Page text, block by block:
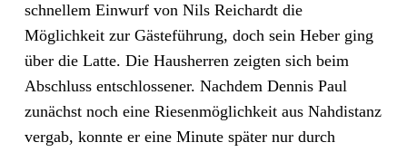
schnellem Einwurf von Nils Reichardt die
Möglichkeit zur Gästeführung, doch sein Heber ging
über die Latte. Die Hausherren zeigten sich beim
Abschluss entschlossener. Nachdem Dennis Paul
zunächst noch eine Riesenmöglichkeit aus Nahdistanz
vergab, konnte er eine Minute später nur durch